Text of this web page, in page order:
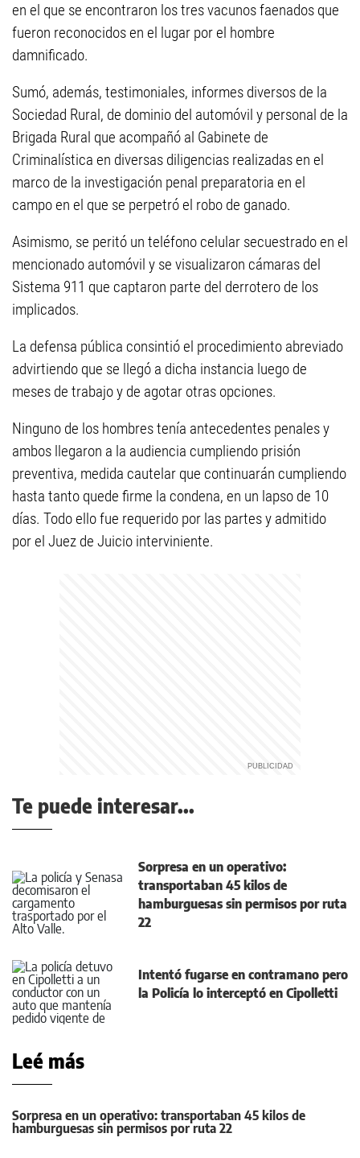
en el que se encontraron los tres vacunos faenados que
fueron reconocidos en el lugar por el hombre
damnificado.
Sumó, además, testimoniales, informes diversos de la
Sociedad Rural, de dominio del automóvil y personal de la
Brigada Rural que acompañó al Gabinete de
Criminalística en diversas diligencias realizadas en el
marco de la investigación penal preparatoria en el
campo en el que se perpetró el robo de ganado.
Asimismo, se peritó un teléfono celular secuestrado en el
mencionado automóvil y se visualizaron cámaras del
Sistema 911 que captaron parte del derrotero de los
implicados.
La defensa pública consintió el procedimiento abreviado
advirtiendo que se llegó a dicha instancia luego de
meses de trabajo y de agotar otras opciones.
Ninguno de los hombres tenía antecedentes penales y
ambos llegaron a la audiencia cumpliendo prisión
preventiva, medida cautelar que continuarán cumpliendo
hasta tanto quede firme la condena, en un lapso de 10
días. Todo ello fue requerido por las partes y admitido
por el Juez de Juicio interviniente.
Te puede interesar...
Sorpresa en un operativo:
transportaban 45 kilos de
hamburguesas sin permisos por ruta
22
Intentó fugarse en contramano pero
la Policía lo interceptó en Cipolletti
Leé más
Sorpresa en un operativo: transportaban 45 kilos de
hamburguesas sin permisos por ruta 22